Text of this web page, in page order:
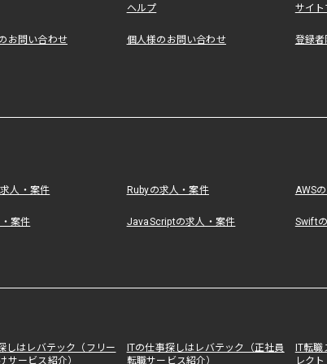
ヘルプ サイ
お問い合わせ 個人様のお問い合わせ 登録者
人・案件 Rubyの求人・案件 AWS
案件 JavaScriptの求人・案件 Swift
しはレバテック（フリー
サービス紹介）
ITの仕事探しはレバテック（正社員
転職サービス紹介）
IT転
レクト